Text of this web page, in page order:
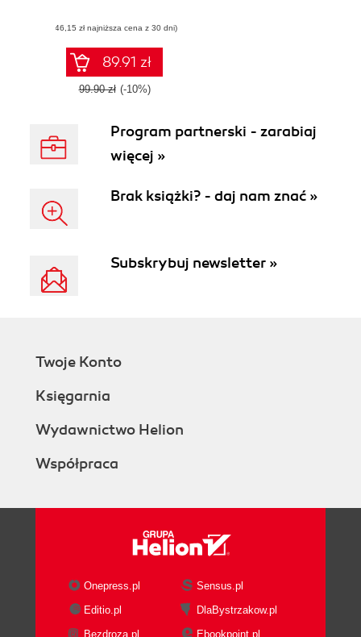
(46,15 zł najniższa cena z 30 dni)
89.91 zł
99.90 zł (-10%)
Program partnerski - zarabiaj
więcej »
Brak książki? - daj nam znać »
Subskrybuj newsletter »
Twoje Konto
Księgarnia
Wydawnictwo Helion
Współpraca
Onepress.pl
Sensus.pl
Editio.pl
DlaBystrzakow.pl
Bezdroza.pl
Ebookpoint.pl